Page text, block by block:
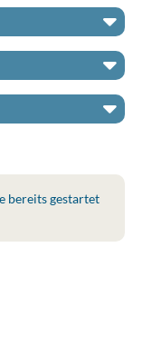
bereits gestartet